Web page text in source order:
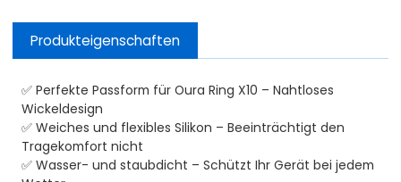
Produkteigenschaften
✅ Perfekte Passform für Oura Ring X10 – Nahtloses
Wickeldesign
✅ Weiches und flexibles Silikon – Beeinträchtigt den
Tragekomfort nicht
✅ Wasser- und staubdicht – Schützt Ihr Gerät bei jedem